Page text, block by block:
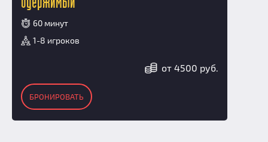
60 минут
1-8 игроков
от 4500 руб.
БРОНИРОВАТЬ